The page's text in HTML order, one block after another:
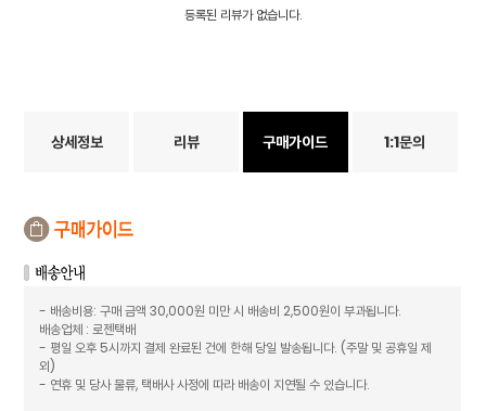
등록된 리뷰가 없습니다.
상세정보 리뷰 구매가이드 1:1문의
- 배송비용: 구매 금액 30,000원 미만 시 배송비 2,500원이 부과됩니다.
배송업체 : 로젠택배
- 평일 오후 5시까지 결제 완료된 건에 한해 당일 발송됩니다. (주말 및 공휴일 제
외)
- 연휴 및 당사 물류, 택배사 사정에 따라 배송이 지연될 수 있습니다.